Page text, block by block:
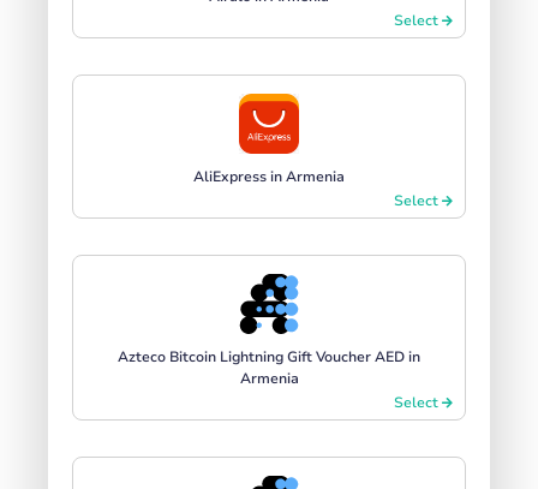
Select
AliExpress in Armenia
Select
Azteco Bitcoin Lightning Gift Voucher AED in
Armenia
Select